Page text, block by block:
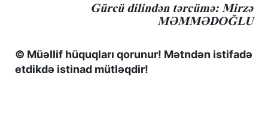
Gürcü dilindən tərcümə: Mirzə
MƏMMƏDOĞLU
© Müəllif hüquqları qorunur! Mətndən istifadə
etdikdə istinad mütləqdir!